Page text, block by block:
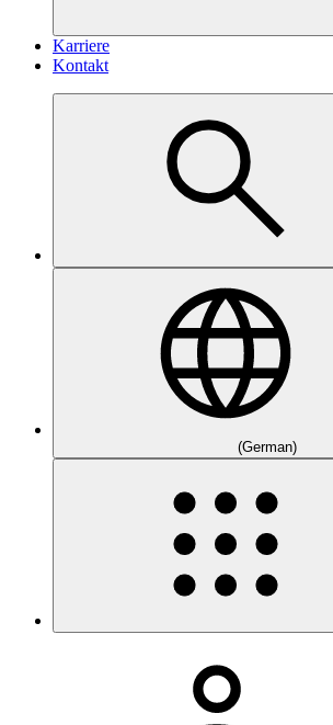
Karriere
Kontakt
(German)